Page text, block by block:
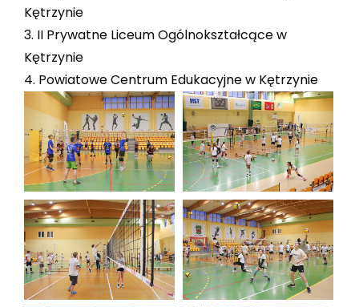
Kętrzynie
3. II Prywatne Liceum Ogólnokształcące w
Kętrzynie
4. Powiatowe Centrum Edukacyjne w Kętrzynie